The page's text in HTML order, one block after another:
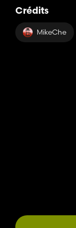
Crédits
MikeChe